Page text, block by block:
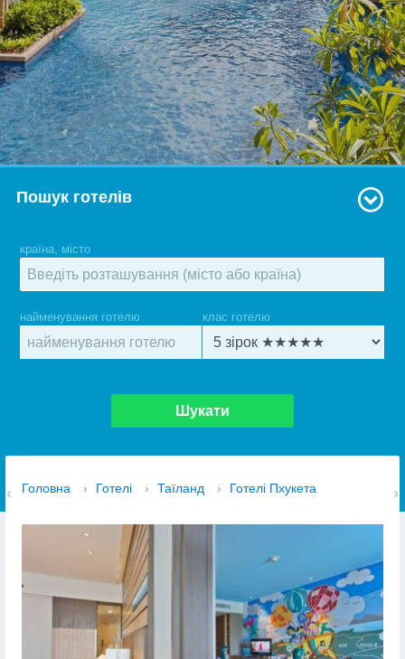
Пошук готелів
країна, місто
найменування готелю клас готелю
Шукати
Головна › Готелі › Таїланд › Готелі Пхукета